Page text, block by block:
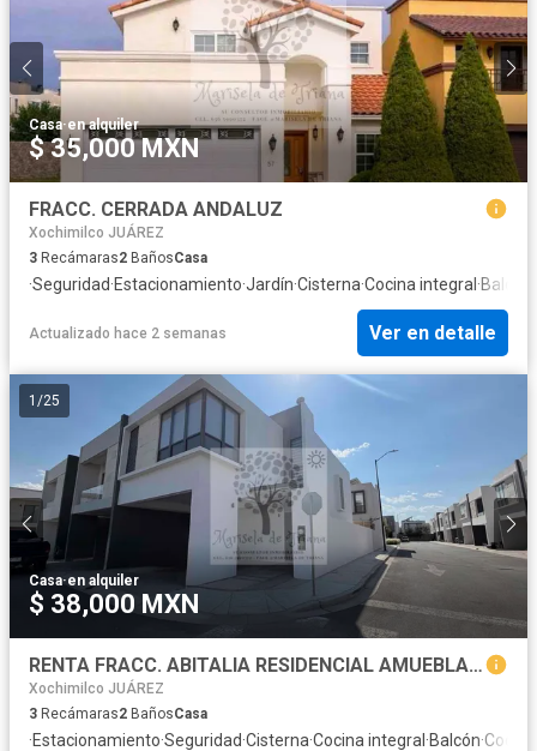
Casa·en alquiler
$ 35,000 MXN
FRACC. CERRADA ANDALUZ
Xochimilco JUÁREZ
3 Recámaras2 BañosCasa
·Seguridad·Estacionamiento·Jardín·Cisterna·Cocina integral ·Balcón
Actualizado hace 2 semanas Ver en detalle
1 /25
Casa·en alquiler
$ 38,000 MXN
RENTA FRACC. ABITALIA RESIDENCIAL AMUEBLADA CON PANELES SOLARES
Xochimilco JUÁREZ
3 Recámaras2 BañosCasa
·Estacionamiento·Seguridad·Cisterna·Cocina integral ·Balcón·